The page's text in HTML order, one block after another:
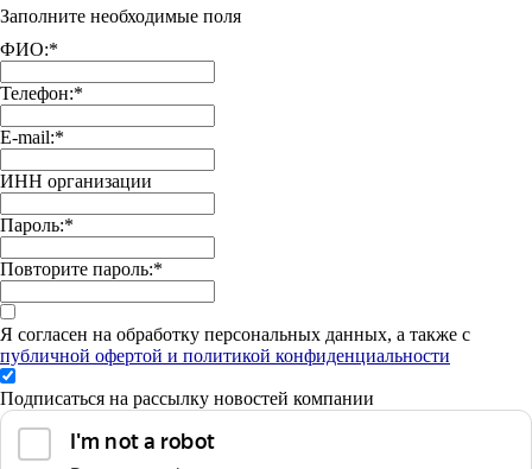
Заполните необходимые поля
ФИО:*
Телефон:*
E-mail:*
ИНН организации
Пароль:*
Повторите пароль:*
Я согласен на обработку персональных данных, а также с
публичной офертой и политикой конфиденциальности
Подписаться на рассылку новостей компании